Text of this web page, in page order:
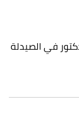
في الصيدلة